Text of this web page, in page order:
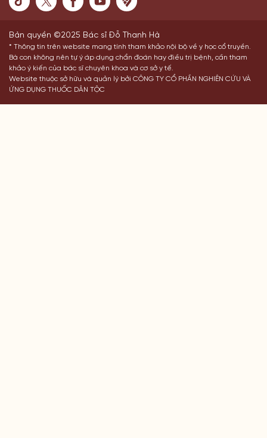
Bản quyền ©2025 Bác sĩ Đỗ Thanh Hà
* Thông tin trên website mang tính tham khảo nội bộ về y học cổ truyền.
Bà con không nên tự ý áp dụng chẩn đoán hay điều trị bệnh, cần tham
khảo ý kiến của bác sĩ chuyên khoa và cơ sở y tế.
Website thuộc sở hữu và quản lý bởi CÔNG TY CỔ PHẦN NGHIÊN CỨU VÀ
ỨNG DỤNG THUỐC DÂN TỘC